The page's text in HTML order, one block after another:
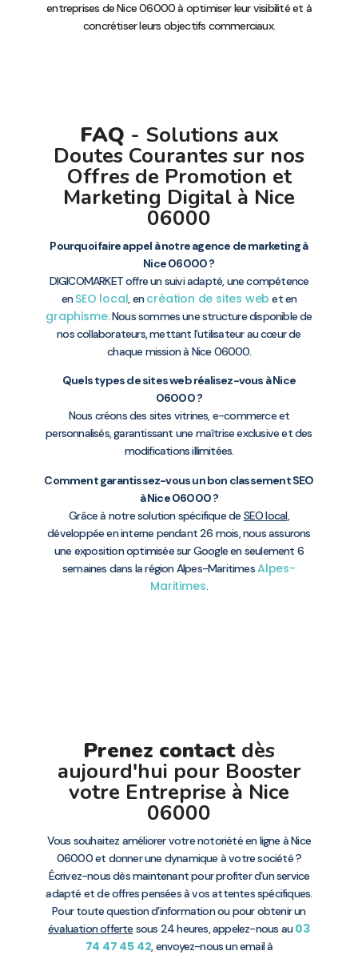
entreprises de Nice 06000 à optimiser leur visibilité et à
concrétiser leurs objectifs commerciaux.
FAQ - Solutions aux
Doutes Courantes sur nos
Offres de Promotion et
Marketing Digital à Nice
06000
Pourquoi faire appel à notre agence de marketing à
Nice 06000 ?
DIGICOMARKET offre un suivi adapté, une compétence
enSEO local, encréation de sites web et en
graphisme. Nous sommes une structure disponible de
nos collaborateurs, mettant l’utilisateur au cœur de
chaque mission à Nice 06000.
Quels types de sites web réalisez-vous à Nice
06000 ?
Nous créons des sites vitrines, e-commerce et
personnalisés, garantissant une maîtrise exclusive et des
modifications illimitées.
Comment garantissez-vous un bon classement SEO
à Nice 06000 ?
Grâce à notre solution spécifique de SEO local,
développée en interne pendant 26 mois, nous assurons
une exposition optimisée sur Google en seulement 6
semaines dans la région Alpes-MaritimesAlpes-
Maritimes.
Prenez contact dès
aujourd'hui pour Booster
votre Entreprise à Nice
06000
Vous souhaitez améliorer votre notoriété en ligne à Nice
06000 et donner une dynamique à votre société ?
Écrivez-nous dès maintenant pour profiter d’un service
adapté et de offres pensées à vos attentes spécifiques.
Pour toute question d’information ou pour obtenir un
évaluation offerte sous 24 heures, appelez-nous au03
74 47 45 42, envoyez-nous un email à